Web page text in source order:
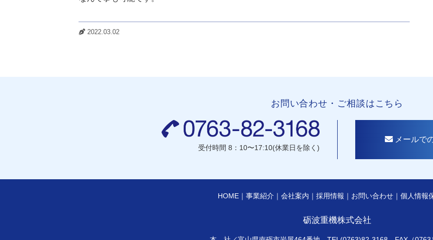
2022.03.02
お問い合わせ・ご相談はこちら
受付時間 8：10〜17:10(休業日を除く)
メールで
HOME ｜ 事業紹介 ｜ 会社案内 ｜ 採用情報 ｜ お問い合わせ ｜ 個人情報
砺波重機株式会社